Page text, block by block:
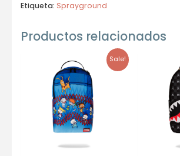
Etiqueta: Sprayground
Productos relacionados
Sale!